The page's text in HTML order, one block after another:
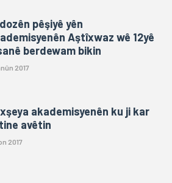
pêşiyê yên
Aştîxwaz wê 12yê
berdewam bikin
2017
akademisyenên ku ji kar
avêtin
2017